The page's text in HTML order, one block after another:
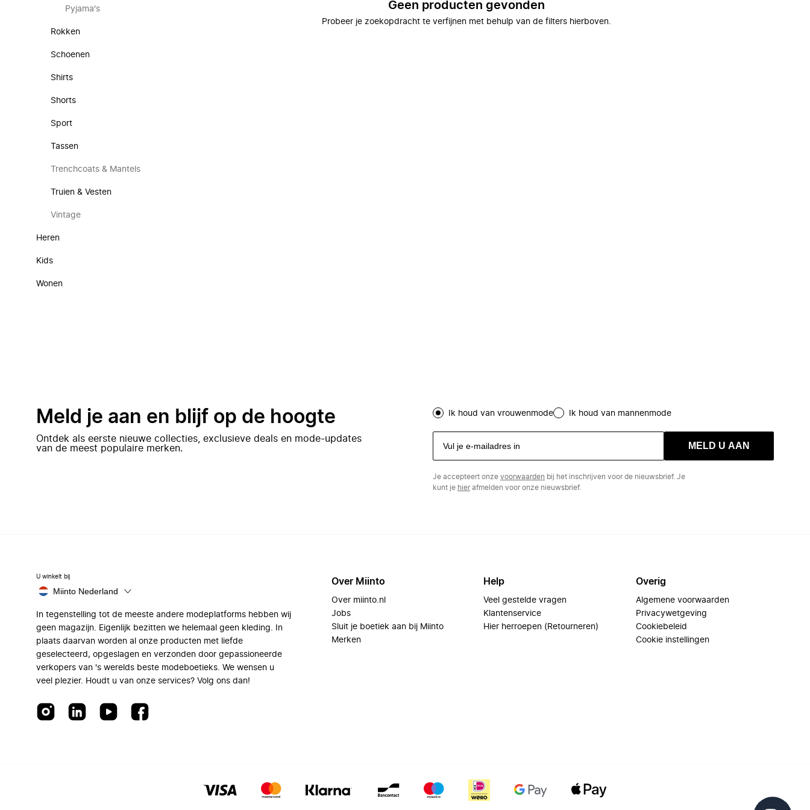
Pyjama's
Rokken
Schoenen
Shirts
Shorts
Sport
Tassen
Trenchcoats & Mantels
Truien & Vesten
Vintage
Heren
Kids
Wonen
Geen producten gevonden
Probeer je zoekopdracht te verfijnen met behulp van de filters hierboven.
Meld je aan en blijf op de hoogte
Ontdek als eerste nieuwe collecties, exclusieve deals en mode-updates
van de meest populaire merken.
Ik houd van vrouwenmode Ik houd van mannenmode
MELD U AAN
Je accepteert onze voorwaarden bij het inschrijven voor de nieuwsbrief. Je
kunt je hierafmelden voor onze nieuwsbrief.
U winkelt bij
Miinto Nederland
In tegenstelling tot de meeste andere modeplatforms hebben wij
geen magazijn. Eigenlijk bezitten we helemaal geen kleding. In
plaats daarvan worden al onze producten met liefde
geselecteerd, opgeslagen en verzonden door gepassioneerde
verkopers van 's werelds beste modeboetieks. We wensen u
veel plezier. Houdt u van onze services? Volg ons dan!
Over Miinto
Over miinto.nl
Jobs
Sluit je boetiek aan bij Miinto
Merken
Help
Veel gestelde vragen
Klantenservice
Hier herroepen (Retourneren)
Overig
Algemene voorwaarden
Privacywetgeving
Cookiebeleid
Cookie instellingen